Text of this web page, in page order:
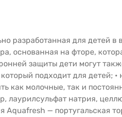
разработанная для детей в
основанная на фторе,
защиты дети могут
подходит для детей; •
как молочные, так и
лаурилсульфат натрия,
Aquafresh — португальская